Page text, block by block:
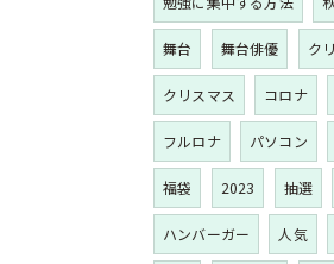
舞台 舞台俳優 ク
クリスマス コロナ
フルロナ パソコン
福袋 2023 抽選
ハンバーガー 人気